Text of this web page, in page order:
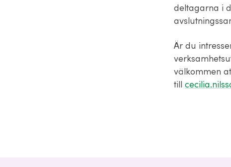
deltagarna i
Är du
välkommen
till